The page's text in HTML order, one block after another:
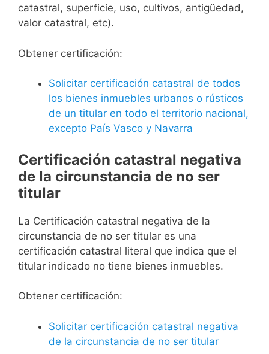
catastral, superficie, uso, cultivos, antigüedad,
valor catastral, etc).
Obtener certificación:
Solicitar certificación catastral de todos
los bienes inmuebles urbanos o rústicos
de un titular en todo el territorio nacional,
excepto País Vasco y Navarra
Certificación catastral negativa
de la circunstancia de no ser
titular
La Certificación catastral negativa de la
circunstancia de no ser titular es una
certificación catastral literal que indica que el
titular indicado no tiene bienes inmuebles.
Obtener certificación:
Solicitar certificación catastral negativa
de la circunstancia de no ser titular